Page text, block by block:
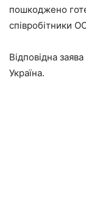
пошкоджено
співробітники
Відповідна
Україна.